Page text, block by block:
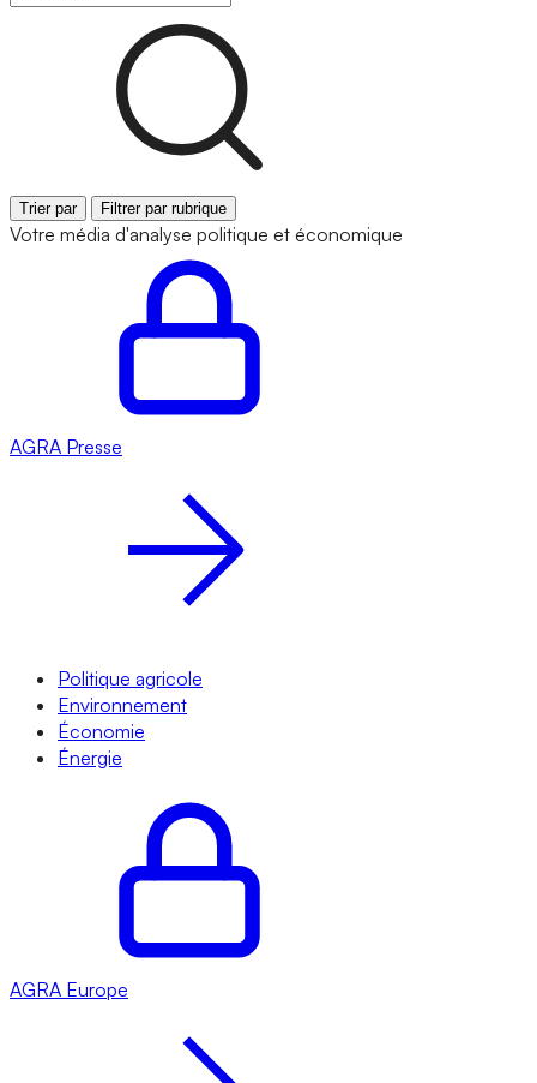
Trier par Filtrer par rubrique
Votre média d'analyse politique et économique
AGRA Presse
Politique agricole
Environnement
Économie
Énergie
AGRA Europe